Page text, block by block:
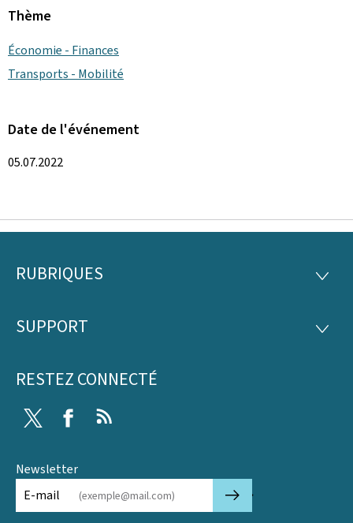
Thème
Économie - Finances
Transports - Mobilité
Date de l'événement
05.07.2022
Pied
page
RUBRIQUES
SUPPORT
RESTEZ CONNECTÉ
Twitter Facebook
Newsletter
E-mail
🡒